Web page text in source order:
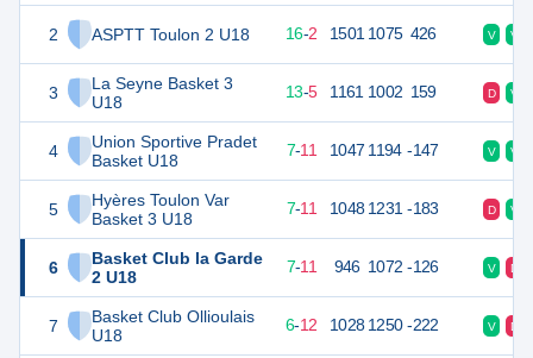
2 ASPTT Toulon 2 U18
3
La Seyne Basket 3
U18
4
Union Sportive Pradet
Basket U18
5
Hyères Toulon Var
Basket 3 U18
6
Basket Club la Garde
2 U18
7
Basket Club Ollioulais
U18
34 18 16-2 1501 1075 426 V V
31 13-5 1161 1002 159 D V
25 18 7-11 1047 1194 -147 V V
25 7-11 1048 1231 -183 D V
25 18 7-11 946 1072 -126 V D
24 18 6-12 1028 1250 -222 V D